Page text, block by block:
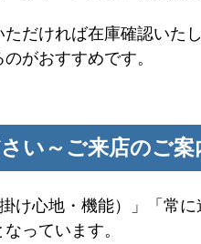
だければ在庫確認いた
がおすすめです。
い～ご来店のご案
け心地・機能）」「常
っています。